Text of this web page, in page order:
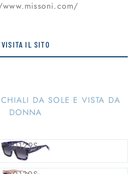
VISITA IL SITO
DA SOLE E VISTA DA
DONNA
0129S